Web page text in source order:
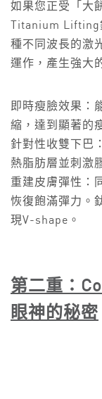
如果您正受「大
Titanium Lifting
種不同波長的激
運作，產生強大
即時瘦臉效果：
縮，達到顯著的
針對性收雙下巴
熱脂肪層並刺激
重建皮膚彈性：
恢復飽滿彈力。
現V-shape。
第二重：
眼神的秘密